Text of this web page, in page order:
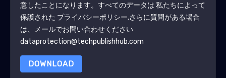
意したことになります。すべてのデータは 私たちによって
保護された プライバシーポリシー.さらに質問がある場合
は、メールでお問い合わせください
dataprotection@techpublishhub.com
DOWNLOAD